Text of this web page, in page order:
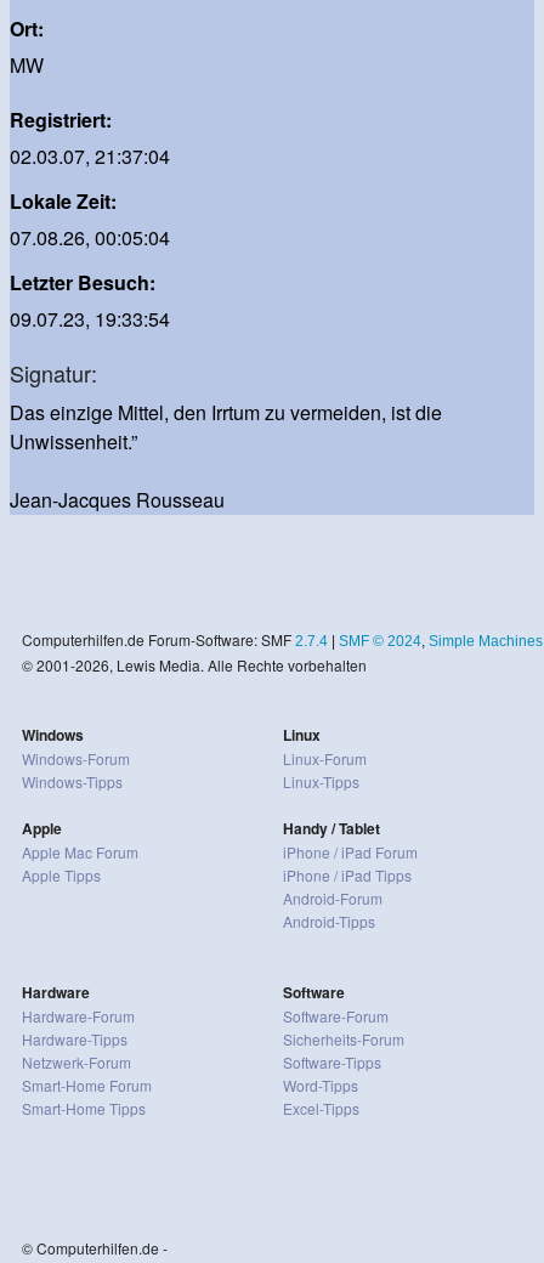
Ort:
MW
Registriert:
02.03.07, 21:37:04
Lokale Zeit:
07.08.26, 00:05:04
Letzter Besuch:
09.07.23, 19:33:54
Signatur:
Das einzige Mittel, den Irrtum zu vermeiden, ist die
Unwissenheit.”
Jean-Jacques Rousseau
Computerhilfen.de Forum-Software: SMF 2.7.4| SMF © 2024, Simple Machines
© 2001-2026, Lewis Media. Alle Rechte vorbehalten
Windows
Windows-Forum
Windows-Tipps
Apple
Apple Mac Forum
Apple Tipps
Linux
Linux-Forum
Linux-Tipps
Handy / Tablet
iPhone / iPad Forum
iPhone / iPad Tipps
Android-Forum
Android-Tipps
Hardware
Hardware-Forum
Hardware-Tipps
Netzwerk-Forum
Smart-Home Forum
Smart-Home Tipps
Software
Software-Forum
Sicherheits-Forum
Software-Tipps
Word-Tipps
Excel-Tipps
© Computerhilfen.de -